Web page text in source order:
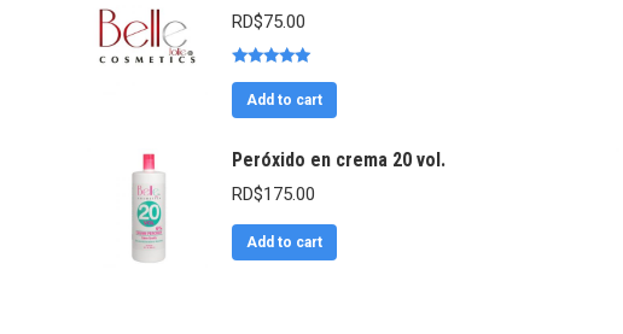
RD$75.00
out of 5
Add to cart
Peróxido en crema 20 vol.
RD$175.00
Add to cart